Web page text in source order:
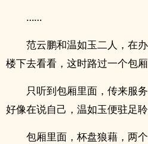
……
范云鹏和温如玉二人，在
楼下去看看，这时路过一个包厢
只听到包厢里面，传来服
好像在说自己，温如玉便驻足聆
包厢里面，杯盘狼藉，两